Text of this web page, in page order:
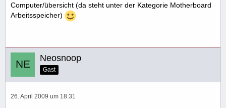
Computer/übersicht (da steht unter der Kategorie Motherboard
Arbeitsspeicher)
Neosnoop
Gast
26. April 2009 um 18:31